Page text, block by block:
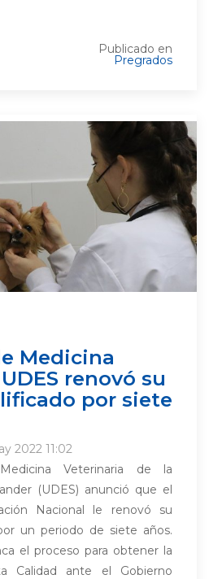
Publicado en
Pregrados
Medicina
renovó su
por siete
2022 11:02
Veterinaria de la
(UDES) anunció que el
Nacional le renovó su
un periodo de siete años.
el proceso para obtener la
Calidad ante el Gobierno